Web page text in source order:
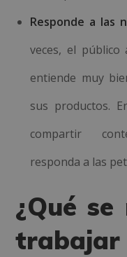
Responde a las
veces, el
entiende muy
sus productos.
compartir
responda a las
¿Qué
trabajar